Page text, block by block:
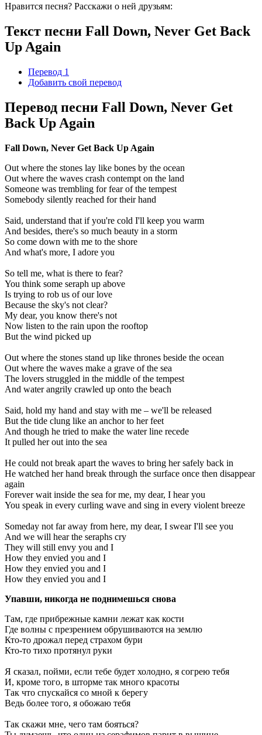
Нравится песня? Расскажи о ней друзьям:
Текст песни Fall Down, Never Get Back
Up Again
Перевод 1
Добавить свой перевод
Перевод песни Fall Down, Never Get
Back Up Again
Fall Down, Never Get Back Up Again
Out where the stones lay like bones by the ocean
Out where the waves crash contempt on the land
Someone was trembling for fear of the tempest
Somebody silently reached for their hand
Said, understand that if you're cold I'll keep you warm
And besides, there's so much beauty in a storm
So come down with me to the shore
And what's more, I adore you
So tell me, what is there to fear?
You think some seraph up above
Is trying to rob us of our love
Because the sky's not clear?
My dear, you know there's not
Now listen to the rain upon the rooftop
But the wind picked up
Out where the stones stand up like thrones beside the ocean
Out where the waves make a grave of the sea
The lovers struggled in the middle of the tempest
And water angrily crawled up onto the beach
Said, hold my hand and stay with me – we'll be released
But the tide clung like an anchor to her feet
And though he tried to make the water line recede
It pulled her out into the sea
He could not break apart the waves to bring her safely back in
He watched her hand break through the surface once then disappear
again
Forever wait inside the sea for me, my dear, I hear you
You speak in every curling wave and sing in every violent breeze
Someday not far away from here, my dear, I swear I'll see you
And we will hear the seraphs cry
They will still envy you and I
How they envied you and I
How they envied you and I
How they envied you and I
Упавши, никогда не поднимешься снова
Там, где прибрежные камни лежат как кости
Где волны с презрением обрушиваются на землю
Кто-то дрожал перед страхом бури
Кто-то тихо протянул руки
Я сказал, пойми, если тебе будет холодно, я согрею тебя
И, кроме того, в шторме так много красоты
Так что спускайся со мной к берегу
Ведь более того, я обожаю тебя
Так скажи мне, чего там бояться?